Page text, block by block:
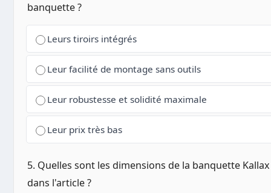
banquette ?
Leurs tiroirs intégrés
Leur facilité de montage sans outils
Leur robustesse et solidité maximale
Leur prix très bas
5. Quelles sont les dimensions de la banquette
dans l'article ?